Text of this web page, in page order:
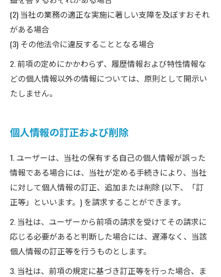
(2) 当社の業務の適正な実施に著しい支障を及ぼすおそれ
がある場合
(3) その他法令に違反することとなる場合
2. 前項の定めにかかわらず、履歴情報および特性情報な
どの個人情報以外の情報については、原則として開示い
たしません。
個人情報の訂正および削除
1. ユーザーは、当社の保有する自己の個人情報が誤った
情報である場合には、当社が定める手続きにより、当社
に対して個人情報の訂正、追加または削除 (以下、「訂
正等」といいます。) を請求することができます。
2. 当社は、ユーザーから前項の請求を受けてその請求に
応じる必要があると判断した場合には、遅滞なく、当該
個人情報の訂正等を行うものとします。
3. 当社は、前項の規定に基づき訂正等を行った場合、ま